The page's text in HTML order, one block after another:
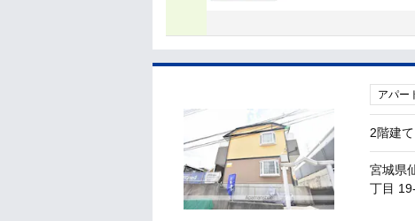
アパー
2階建て
宮城県
丁目